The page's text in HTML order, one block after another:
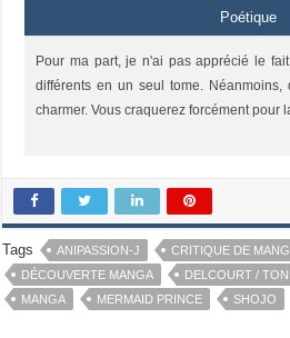
Poétique
Pour ma part, je n'ai pas apprécié le
différents en un seul tome.
charmer. Vous craquerez forcément pour
Tags ANIPASSION-J CRITIQUE DE
DÉCOUVERTE MANGA
DELCOURT /
MANGA
MERMAID PRINCE SHOJO